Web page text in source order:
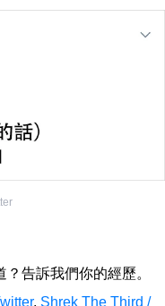
告訴我們你的經歷。
, Shrek The Third /